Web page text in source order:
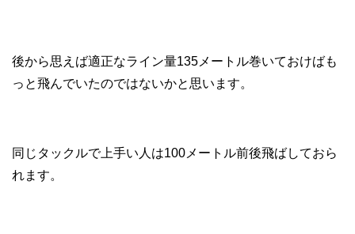
後から思えば適正なライン量135メートル巻いておけばも
っと飛んでいたのではないかと思います。
同じタックルで上手い人は100メートル前後飛ばしておら
れます。